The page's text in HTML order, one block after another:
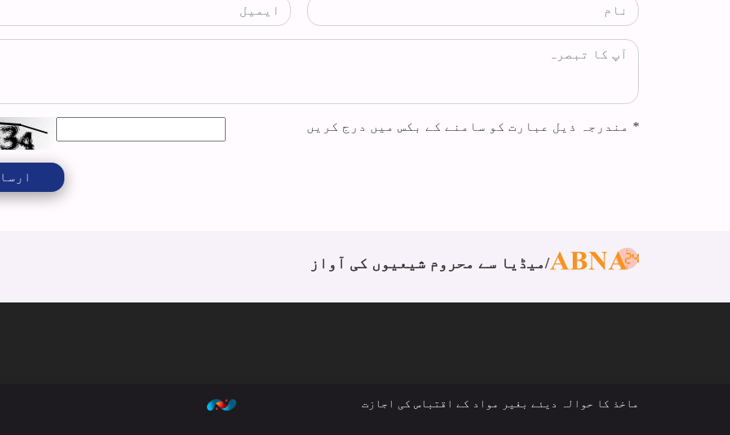
* مندرجہ ذیل عبارت کو سامنے کے بکس میں درج کریں
میڈیا سے محروم شیعیوں کی آواز
ماخذ کا حوالہ دیئے بغیر مواد کے اقتباس کی اجازت